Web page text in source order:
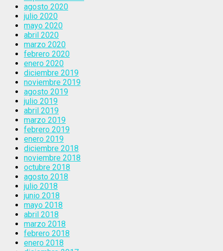
agosto 2020
julio 2020
mayo 2020
abril 2020
marzo 2020
febrero 2020
enero 2020
diciembre 2019
noviembre 2019
agosto 2019
julio 2019
abril 2019
marzo 2019
febrero 2019
enero 2019
diciembre 2018
noviembre 2018
octubre 2018
agosto 2018
julio 2018
junio 2018
mayo 2018
abril 2018
marzo 2018
febrero 2018
enero 2018